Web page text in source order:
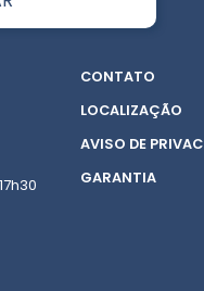
CONTATO
LOCALIZAÇÃO
AVISO DE
GARANTIA